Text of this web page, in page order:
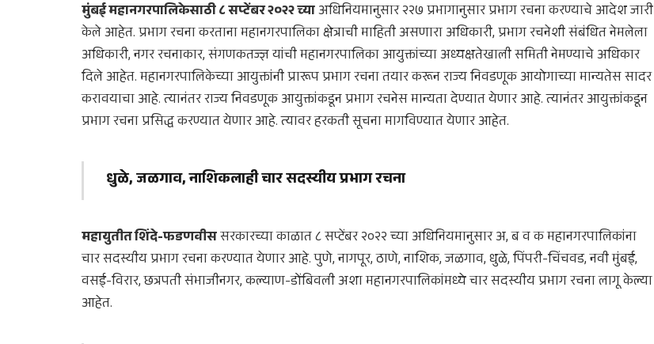
मुंबई महानगरपालिकेसाठी ८ सप्टेंबर २०२२ च्याअधिनियमानुसार २२७ प्रभागानुसार प्रभाग रचना करण्याचे आदेश जारी
केले आहेत. प्रभाग रचना करताना महानगरपालिका क्षेत्राची माहिती असणारा अधिकारी, प्रभाग रचनेशी संबंधित नेमलेला
अधिकारी, नगर रचनाकार, संगणकतज्ज्ञ यांची महानगरपालिका आयुक्तांच्या अध्यक्षतेखाली समिती नेमण्याचे अधिकार
दिले आहेत. महानगरपालिकेच्या आयुक्तांनी प्रारूप प्रभाग रचना तयार करून राज्य निवडणूक आयोगाच्या मान्यतेस सादर
करावयाचा आहे. त्यानंतर राज्य निवडणूक आयुक्तांकडून प्रभाग रचनेस मान्यता देण्यात येणार आहे. त्यानंतर आयुक्तांकडून
प्रभाग रचना प्रसिद्ध करण्यात येणार आहे. त्यावर हरकती सूचना मागविण्यात येणार आहेत.
धुळे, जळगाव, नाशिकलाही चार सदस्यीय प्रभाग रचना
महायुतीत शिंदे-फडणवीससरकारच्या काळात ८ सप्टेंबर २०२२ च्या अधिनियमानुसार अ, ब व क महानगरपालिकांना
चार सदस्यीय प्रभाग रचना करण्यात येणार आहे. पुणे, नागपूर, ठाणे, नाशिक, जळगाव, धुळे, पिंपरी-चिंचवड, नवी मुंबई,
वसई-विरार, छत्रपती संभाजीनगर, कल्याण-डोंबिवली अशा महानगरपालिकांमध्ये चार सदस्यीय प्रभाग रचना लागू केल्या
आहेत.